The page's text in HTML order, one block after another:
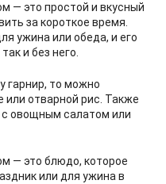
— это простой и вкусный
за короткое время.
ужина или обеда, и его
и без него.
гарнир, то можно
или отварной рис. Также
овощным салатом или
— это блюдо, которое
или для ужина в